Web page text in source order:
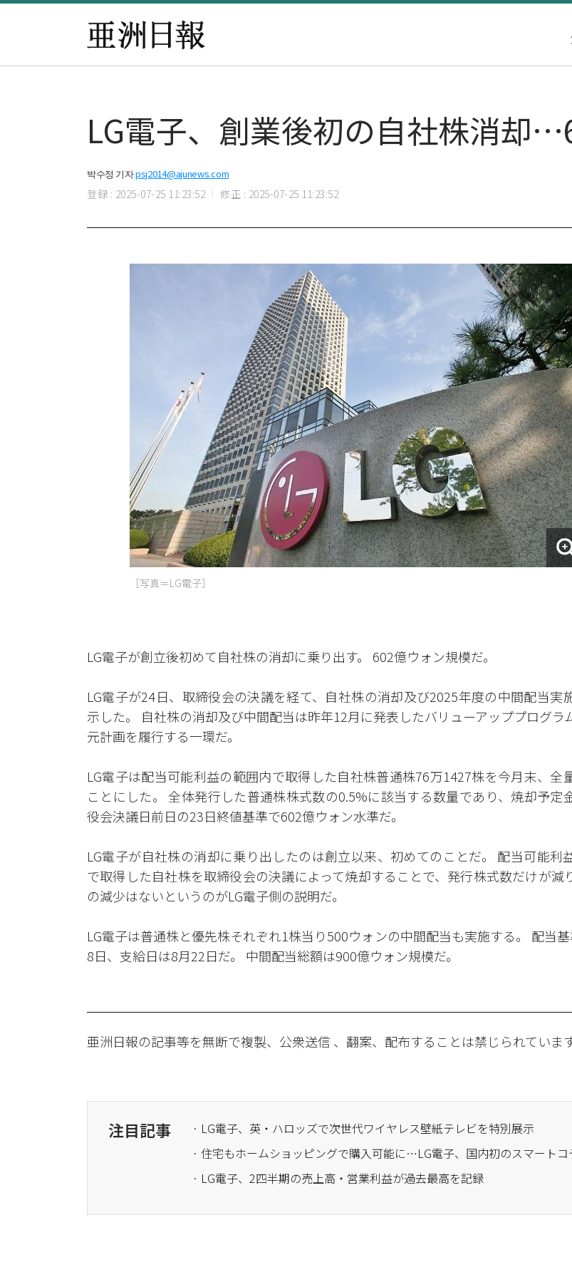
LG電子、創業後初の自社株消却
박수정 기자psj2014@ajunews.com
登録 : 2025-07-25 11:23:52 修正 : 2025-07-25 11:23:52
［写真＝LG電子］
LG電子が創立後初めて自社株の消却に乗り出す。 602億ウォン規模だ。
LG電子が24日、取締役会の決議を経て、自社株の消却及び2025年度の中間配当実
示した。 自社株の消却及び中間配当は昨年12月に発表したバリューアッププログラ
元計画を履行する一環だ。
LG電子は配当可能利益の範囲内で取得した自社株普通株76万1427株を今月末、全
ことにした。 全体発行した普通株株式数の0.5%に該当する数量であり、焼却予定
役会決議日前日の23日終値基準で602億ウォン水準だ。
LG電子が自社株の消却に乗り出したのは創立以来、初めてのことだ。 配当可能利
で取得した自社株を取締役会の決議によって焼却することで、発行株式数だけが減
の減少はないというのがLG電子側の説明だ。
LG電子は普通株と優先株それぞれ1株当り500ウォンの中間配当も実施する。 配当
8日、支給日は8月22日だ。 中間配当総額は900億ウォン規模だ。
亜洲日報の記事等を無断で複製、公衆送信 、翻案、配布することは禁じられています
注目記事
· LG電子、英・ハロッズで次世代ワイヤレス壁紙テレビを特別展示
· LG電子、2四半期の売上高・営業利益が過去最高を記録